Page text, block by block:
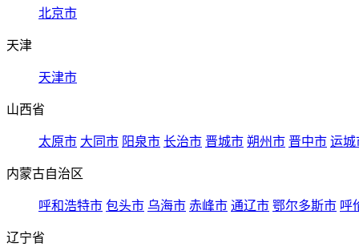
北京市
天津
天津市
山西省
太原市 大同市 阳泉市 长治市 晋城市 朔州市 晋中市 运城
内蒙古自治区
呼和浩特市 包头市 乌海市 赤峰市 通辽市 鄂尔多斯市 呼
辽宁省